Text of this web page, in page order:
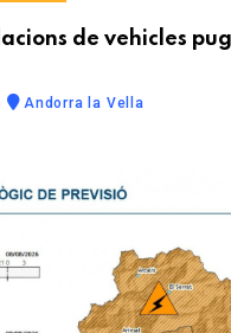
de vehicles
Andorra la Vella